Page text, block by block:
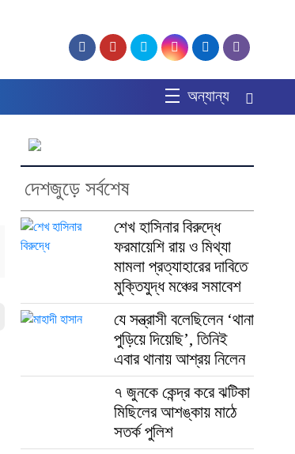
অন্যান্য
দেশজুড়ে সর্বশেষ
শেখ হাসিনার বিরুদ্ধে
ফরমায়েশি রায় ও মিথ্যা
মামলা প্রত্যাহারের দাবিতে
মুক্তিযুদ্ধ মঞ্চের সমাবেশ
যে সন্ত্রাসী বলেছিলেন ‘থানা
পুড়িয়ে দিয়েছি’, তিনিই
এবার থানায় আশ্রয় নিলেন
৭ জুনকে কেন্দ্র করে ঝটিকা
মিছিলের আশঙ্কায় মাঠে
সতর্ক পুলিশ